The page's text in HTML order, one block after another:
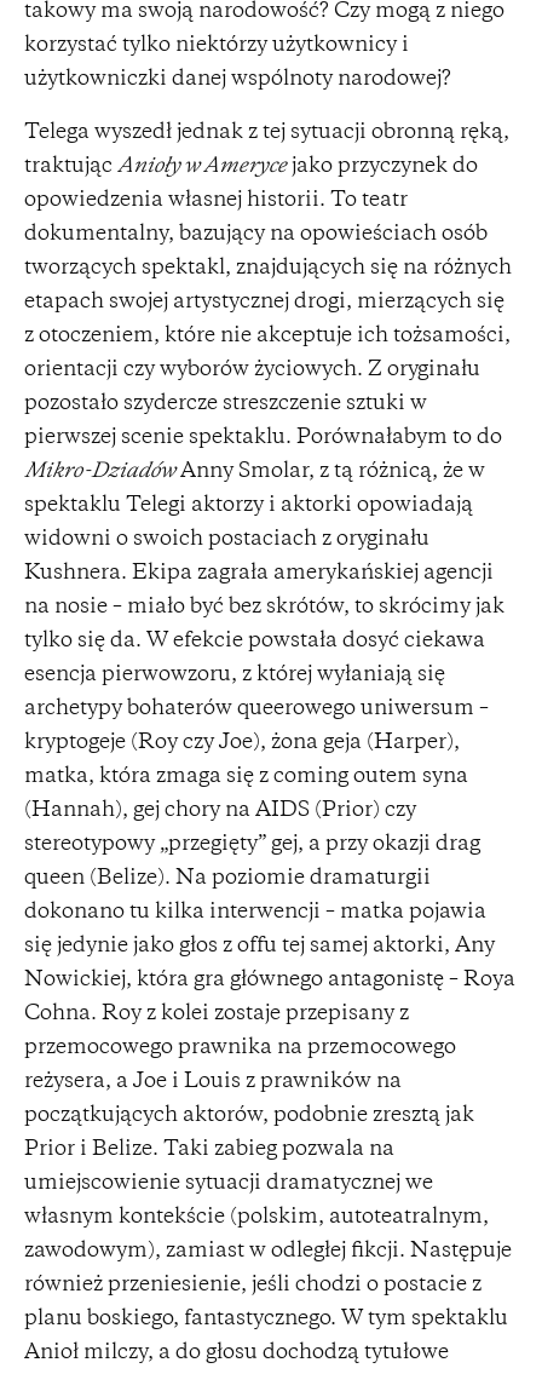
takowy ma swoją narodowość? Czy mogą z niego
korzystać tylko niektórzy użytkownicy i
użytkowniczki danej wspólnoty narodowej?
Telega wyszedł jednak z tej sytuacji obronną ręką,
traktując Anioły w Amerycejako przyczynek do
opowiedzenia własnej historii. To teatr
dokumentalny, bazujący na opowieściach osób
tworzących spektakl, znajdujących się na różnych
etapach swojej artystycznej drogi, mierzących się
z otoczeniem, które nie akceptuje ich tożsamości,
orientacji czy wyborów życiowych. Z oryginału
pozostało szydercze streszczenie sztuki w
pierwszej scenie spektaklu. Porównałabym to do
Mikro-DziadówAnny Smolar, z tą różnicą, że w
spektaklu Telegi aktorzy i aktorki opowiadają
widowni o swoich postaciach z oryginału
Kushnera. Ekipa zagrała amerykańskiej agencji
na nosie – miało być bez skrótów, to skrócimy jak
tylko się da. W efekcie powstała dosyć ciekawa
esencja pierwowzoru, z której wyłaniają się
archetypy bohaterów queerowego uniwersum –
kryptogeje (Roy czy Joe), żona geja (Harper),
matka, która zmaga się z coming outem syna
(Hannah), gej chory na AIDS (Prior) czy
stereotypowy „przegięty” gej, a przy okazji drag
queen (Belize). Na poziomie dramaturgii
dokonano tu kilka interwencji – matka pojawia
się jedynie jako głos z offu tej samej aktorki, Any
Nowickiej, która gra głównego antagonistę – Roya
Cohna. Roy z kolei zostaje przepisany z
przemocowego prawnika na przemocowego
reżysera, a Joe i Louis z prawników na
początkujących aktorów, podobnie zresztą jak
Prior i Belize. Taki zabieg pozwala na
umiejscowienie sytuacji dramatycznej we
własnym kontekście (polskim, autoteatralnym,
zawodowym), zamiast w odległej fikcji. Następuje
również przeniesienie, jeśli chodzi o postacie z
planu boskiego, fantastycznego. W tym spektaklu
Anioł milczy, a do głosu dochodzą tytułowe